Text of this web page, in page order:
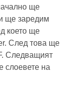
ще
ще заредим
което ще
След това ще
Следващият
слоевете на